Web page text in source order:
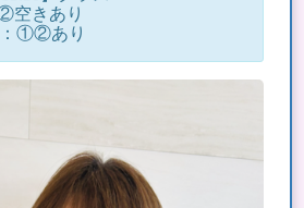
空きあり
：①②あり